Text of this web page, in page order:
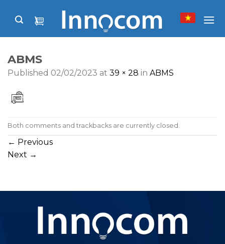
ABMS
Published 02/02/2023 at 39 × 28 in ABMS
Both comments and trackbacks are currently closed.
← Previous
Next →